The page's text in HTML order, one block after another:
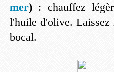
mer) : chauffez
l'huile d'olive. Laissez
bocal.